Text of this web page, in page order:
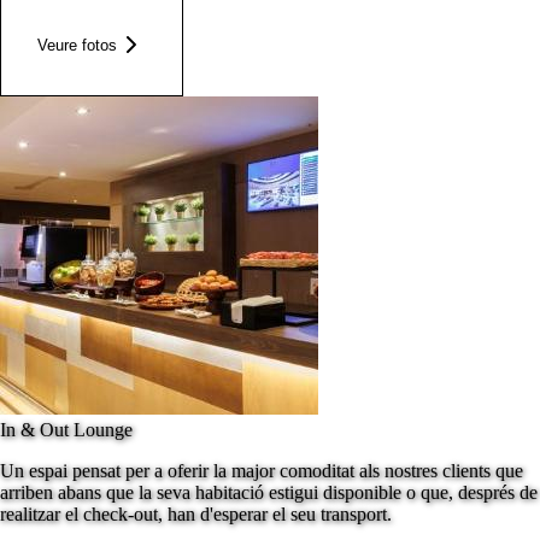
Veure fotos
In & Out Lounge
Un espai pensat per a oferir la major comoditat als nostres clients que
arriben abans que la seva habitació estigui disponible o que, després de
realitzar el check-out, han d'esperar el seu transport.